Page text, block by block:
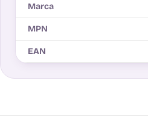
Marca
MPN
EAN